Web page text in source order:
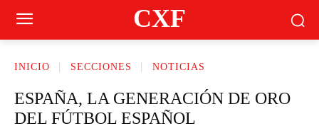
CXF
INICIO SECCIONES NOTICIAS
ESPAÑA, LA GENERACIÓN DE ORO
DEL FÚTBOL ESPAÑOL